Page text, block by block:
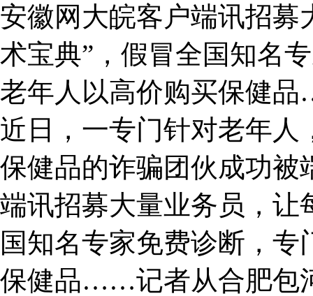
安徽网大皖客户端讯招募
术宝典”，假冒全国知名
老年人以高价购买保健
近日，一专门针对老年人
保健品的诈骗团伙成功被
端讯招募大量业务员，让
国知名专家免费诊断，
保健品……记者从合肥包